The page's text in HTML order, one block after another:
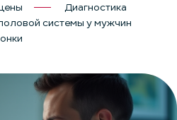
Диагностика
системы у мужчин